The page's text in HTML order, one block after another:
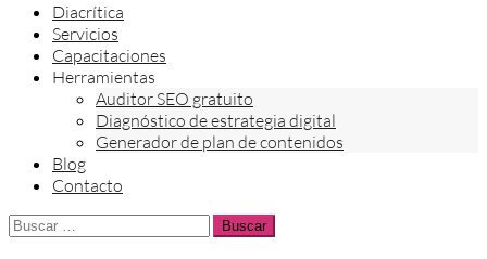
Diacrítica
Servicios
Capacitaciones
Herramientas
Auditor SEO gratuito
Diagnóstico de estrategia digital
Generador de plan de contenidos
Blog
Contacto
Buscar: